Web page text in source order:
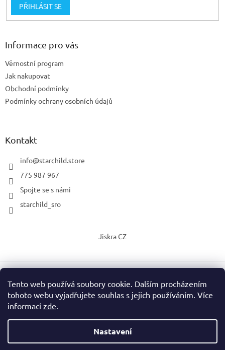
Tento web používá soubory cookie. Dalším procházením
tohoto webu vyjadřujete souhlas s jejich používáním. Více
informací zde.
Nastavení
PŘIHLÁSIT SE
Informace pro vás
Věrnostní program
Jak nakupovat
Obchodní podmínky
Podmínky ochrany osobních údajů
Kontakt
info@starchild.store
775 987 967
Spojte se s námi
starchild_sro
Jiskra CZ
Vytvořil Shoptet
Upravit nastavení cookies